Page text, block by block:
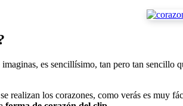
es sencillísimo, tan pero tan sencillo
realizan los corazones, como verás es